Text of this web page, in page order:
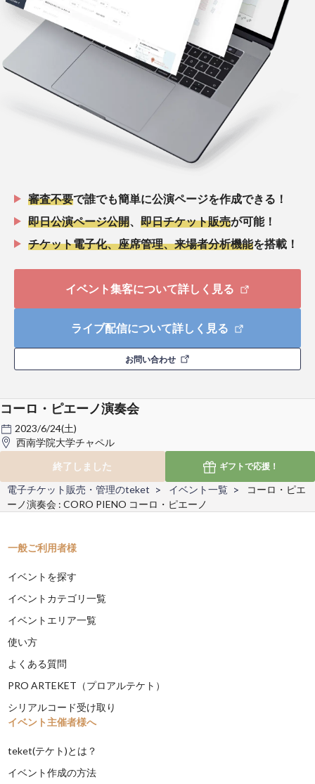
審査不要で誰でも簡単に公演ページを作成できる！
即日公演ページ公開、 即日チケット販売が可能！
チケット電子化、座席管理、来場者分析機能を搭載！
イベント集客について詳しく見る
ライブ配信について詳しく見る
お問い合わせ
コーロ・ピエーノ演奏会
2023/6/24(土)
西南学院大学チャペル
終了しました
ギフトで応援！
電子チケット販売・管理のteket イベント一覧
コーロ・ピエ
ーノ演奏会 : CORO PIENO コーロ・ピエーノ
一般ご利用者様
イベントを探す
イベントカテゴリ一覧
イベントエリア一覧
使い方
よくある質問
PRO ARTEKET（プロアルテケト）
シリアルコード受け取り
イベント主催者様へ
teket(テケト)とは？
イベント作成の方法